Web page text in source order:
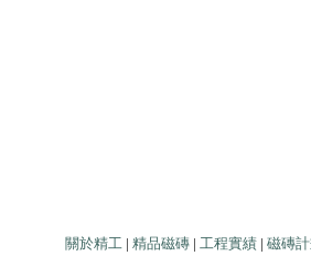
關於精工 | 精品磁磚 | 工程實績 | 磁磚